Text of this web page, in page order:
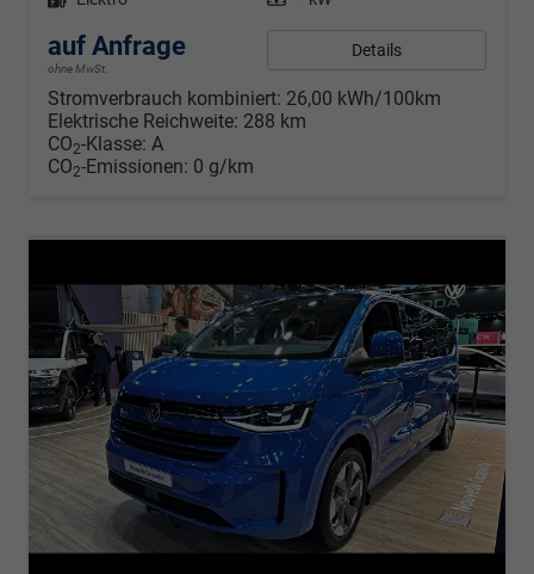
auf Anfrage
ohne MwSt.
Details
Stromverbrauch kombiniert: 26,00 kWh/100km
Elektrische Reichweite: 288 km
CO2-Klasse: A
CO2-Emissionen: 0 g/km